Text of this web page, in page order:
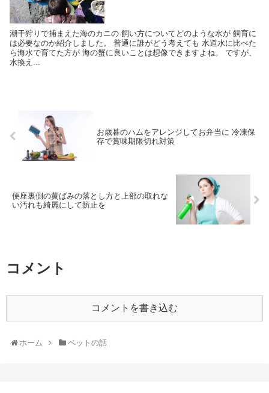
潮干狩りで捕まえた海のカニの 飼い方についてどのような水が 飼育に
は必要なのか紹介しました。 普通に誰がどう考えても 水道水に比べた
ら海水で育てた方が 海の蟹に良いことは想像できますよね。 ですが、
水換え...
お歳暮のハムをアレンジしてお弁当に 冷凍保
存で賞味期限切れ対策
便座裏側の黄ばみの落とし方と上部の取れな
い汚れも綺麗にして防止を
コメント
コメントを書き込む
ホーム ペットの話